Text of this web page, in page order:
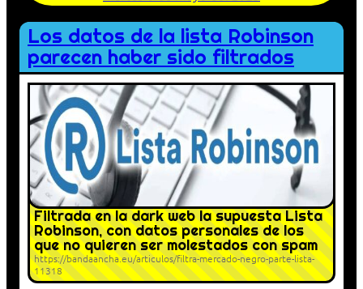
Los datos de la lista Robinson
parecen haber sido filtrados
Filtrada en la dark web la supuesta Lista
Robinson, con datos personales de los
que no quieren ser molestados con spam
https://bandaancha.eu/articulos/filtra-mercado-negro-parte-lista-
11318